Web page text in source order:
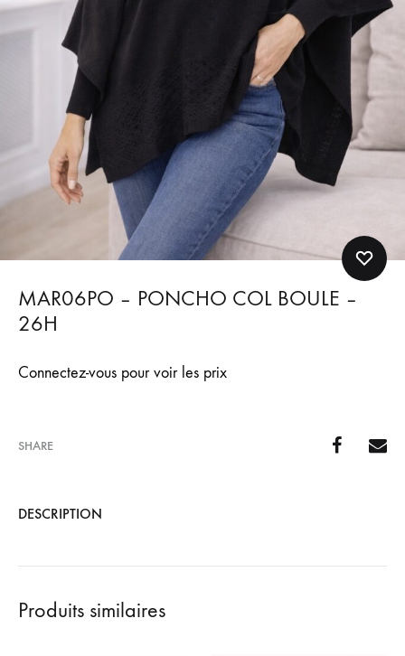
MAR06PO – PONCHO COL BOULE –
26H
Connectez-vous pour voir les prix
SHARE
DESCRIPTION
Produits similaires